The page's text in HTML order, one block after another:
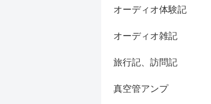
オーディオ体験記
オーディオ雑記
旅行記、訪問記
真空管アンプ